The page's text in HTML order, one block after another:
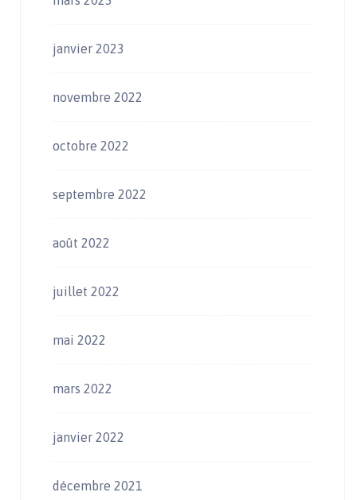
janvier 2023
novembre 2022
octobre 2022
septembre 2022
août 2022
juillet 2022
mai 2022
mars 2022
janvier 2022
décembre 2021